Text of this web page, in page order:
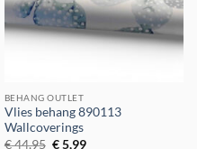
BEHANG OUTLET
Vlies behang 890113
Wallcoverings
€44,95 Oorspronkelijke
€5,99Huidige